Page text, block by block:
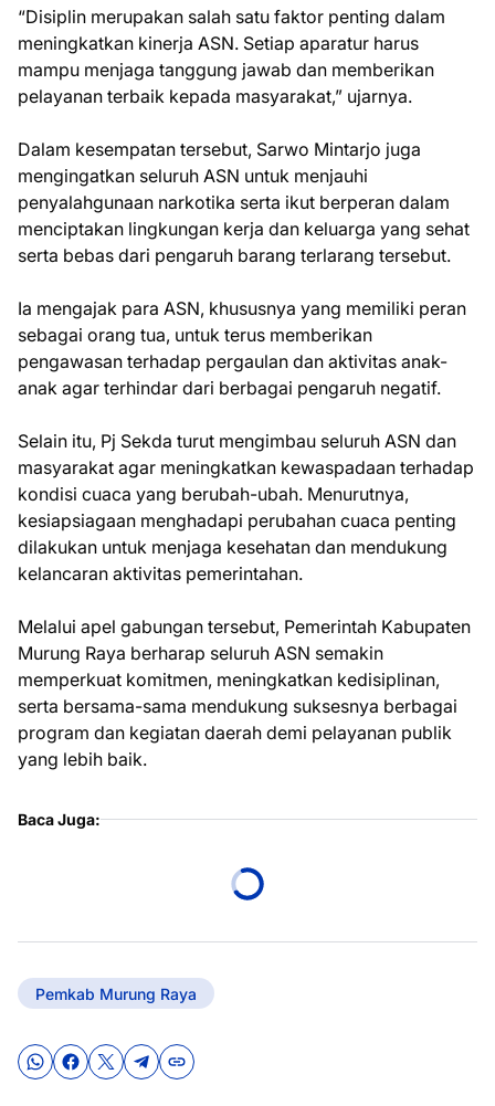
“Disiplin merupakan salah satu faktor penting dalam
meningkatkan kinerja ASN. Setiap aparatur harus
mampu menjaga tanggung jawab dan memberikan
pelayanan terbaik kepada masyarakat,” ujarnya.
Dalam kesempatan tersebut, Sarwo Mintarjo juga
mengingatkan seluruh ASN untuk menjauhi
penyalahgunaan narkotika serta ikut berperan dalam
menciptakan lingkungan kerja dan keluarga yang sehat
serta bebas dari pengaruh barang terlarang tersebut.
Ia mengajak para ASN, khususnya yang memiliki peran
sebagai orang tua, untuk terus memberikan
pengawasan terhadap pergaulan dan aktivitas anak-
anak agar terhindar dari berbagai pengaruh negatif.
Selain itu, Pj Sekda turut mengimbau seluruh ASN dan
masyarakat agar meningkatkan kewaspadaan terhadap
kondisi cuaca yang berubah-ubah. Menurutnya,
kesiapsiagaan menghadapi perubahan cuaca penting
dilakukan untuk menjaga kesehatan dan mendukung
kelancaran aktivitas pemerintahan.
Melalui apel gabungan tersebut, Pemerintah Kabupaten
Murung Raya berharap seluruh ASN semakin
memperkuat komitmen, meningkatkan kedisiplinan,
serta bersama-sama mendukung suksesnya berbagai
program dan kegiatan daerah demi pelayanan publik
yang lebih baik.
Baca Juga:
Pemkab Murung Raya